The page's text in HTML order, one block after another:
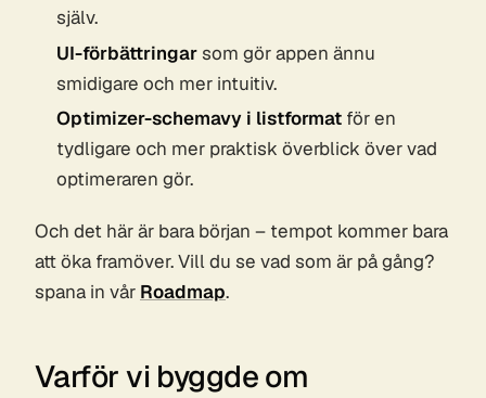
själv.
UI-förbättringarsom gör appen ännu
smidigare och mer intuitiv.
Optimizer-schemavy i listformat för en
tydligare och mer praktisk överblick över vad
optimeraren gör.
Och det här är bara början – tempot kommer bara
att öka framöver. Vill du se vad som är på gång?
spana in vår Roadmap.
Varför vi byggde om